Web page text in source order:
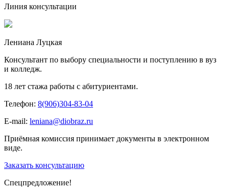
Линия консультации
Лениана Луцкая
Консультант по выбору специальности и поступлению в вуз
и колледж.
18 лет стажа работы с абитуриентами.
Телефон: 8(906)304-83-04
E-mail: leniana@diobraz.ru
Приёмная комиссия принимает документы в электронном
виде.
Заказать консультацию
Спецпредложение!